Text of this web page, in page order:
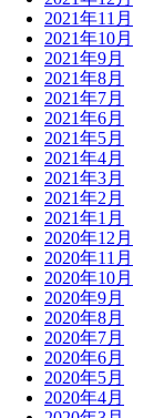
2021年11月
2021年10月
2021年9月
2021年8月
2021年7月
2021年6月
2021年5月
2021年4月
2021年3月
2021年2月
2021年1月
2020年12月
2020年11月
2020年10月
2020年9月
2020年8月
2020年7月
2020年6月
2020年5月
2020年4月